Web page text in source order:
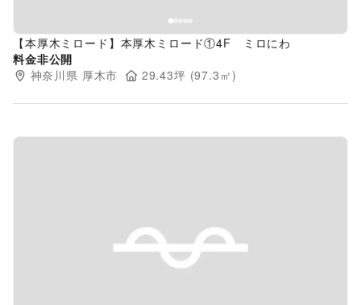
【本厚木ミロード】本厚木ミロード①4F ミロにわ
料金非公開
神奈川県 厚木市 29.43坪 (97.3 ㎡)
Previous slide